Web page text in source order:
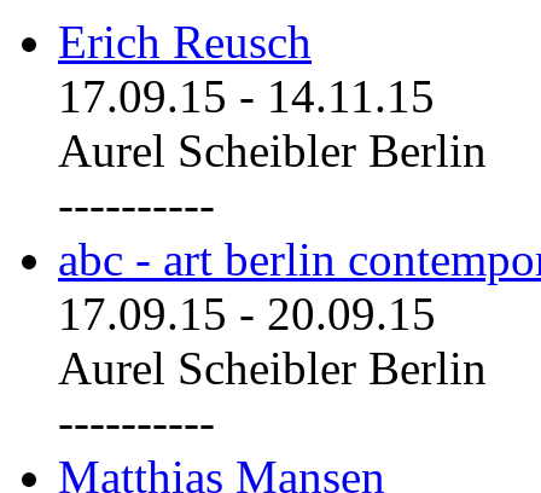
Erich Reusch
17.09.15 - 14.11.15
Aurel Scheibler Berlin
----------
abc - art berlin
17.09.15 - 20.09.15
Aurel Scheibler Berlin
----------
Matthias Mansen